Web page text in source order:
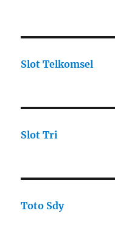
Slot Telkomsel
Slot Tri
Toto Sdy